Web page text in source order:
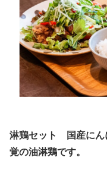
淋鶏セット 国産にん
覚の油淋鶏です。